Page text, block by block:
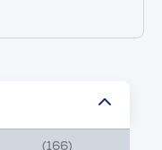
(166)